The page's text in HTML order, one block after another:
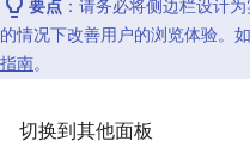
要点 ：请务必将侧边栏设计
的情况下改善用户的浏览体验。
指南。
切换到其他面板